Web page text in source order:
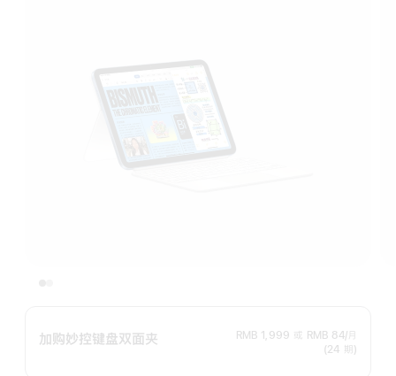
加购妙控键盘双面夹 RMB 1,999 或
RMB 84/月
(24 期)